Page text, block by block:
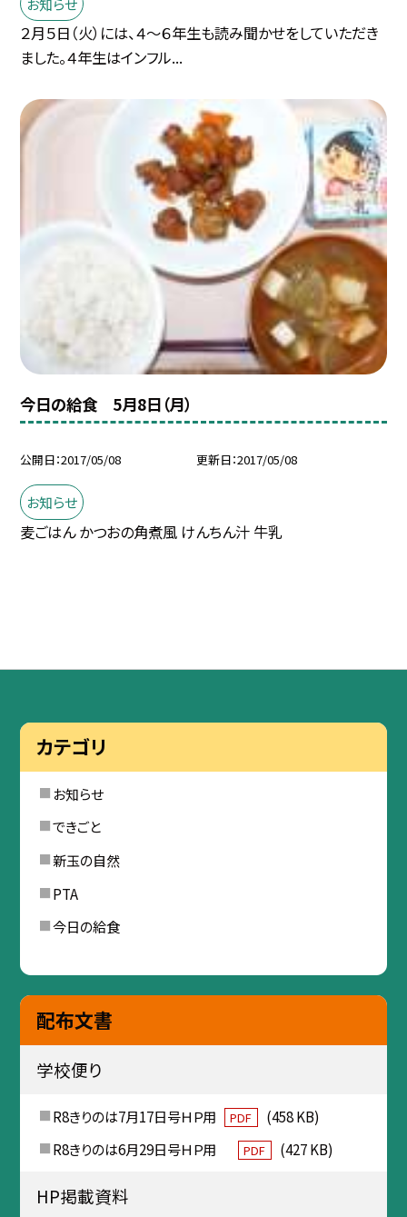
２月５日（火）には、４〜６年生も読み聞かせをしていただき
ました。４年生はインフル...
今日の給食 5月8日（月）
公開日 2017/05/08 更新日 2017/05/08
お知らせ
麦ごはん かつおの角煮風 けんちん汁 牛乳
カテゴリ
お知らせ
できごと
新玉の自然
PTA
今日の給食
配布文書
学校便り
R8きりのは7月17日号ＨＰ用 PDF
(458 KB)
R8きりのは6月29日号ＨＰ用
PDF (427 KB)
HP掲載資料